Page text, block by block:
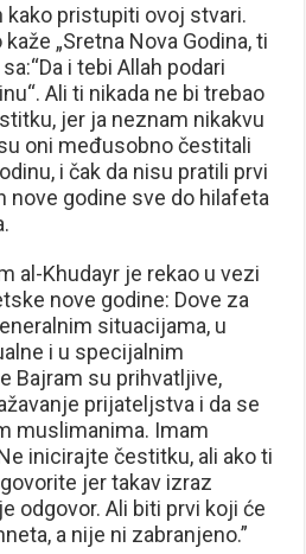
kako pristupiti ovoj stvari.
„Sretna Nova Godina, ti
i tebi Allah podari
Ali ti nikada ne bi trebao
jer ja neznam nikakvu
oni međusobno čestitali
i čak da nisu pratili prvi
nove godine sve do hilafeta
al-Khudayr je rekao u vezi
nove godine: Dove za
situacijama, u
i u specijalnim
Bajram su prihvatljive,
prijateljstva i da se
muslimanima. Imam
inicirajte čestitku, ali ako ti
jer takav izraz
odgovor. Ali biti prvi koji će
a nije ni zabranjeno.”